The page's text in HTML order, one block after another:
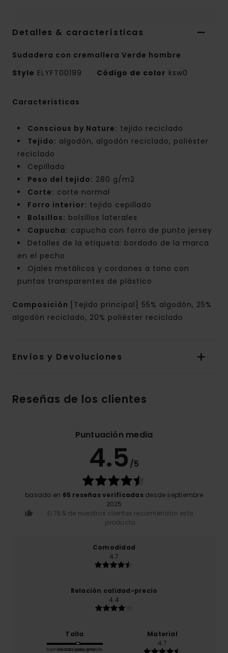
Detalles & características
Sudadera con cremallera Verde hombre
Style ELYFT00199 Código de color ksw0
Características
Conscious by Nature: tejido reciclado
Tejido: algodón, algodón reciclado, poliéster
reciclado
Cepillado
Peso del tejido: 280 g/m2
Corte: corte normal
Forro interior: tejido cepillado
Bolsillos: bolsillos laterales
Capucha: capucha con forro de punto jersey
Detalles de la etiqueta: bordado de la marca
en el pecho
Ojales metálicos y cordones a tono con
puntas transparentes de plástico
Composición [Tejido principal] 55% algodón, 25%
algodón reciclado, 20% poliéster reciclado
Envíos y Devoluciones
Reseñas de los clientes
Puntuación media
4.5 /5
basado en 65 reseñas verificadas desde septiembre
2025
El 75% de nuestros clientes recomiendan este
producto
Comodidad
4.7
Relación calidad-precio
4.4
Talla
Demasiado pequeño
Demasiado grande
Material
4.7